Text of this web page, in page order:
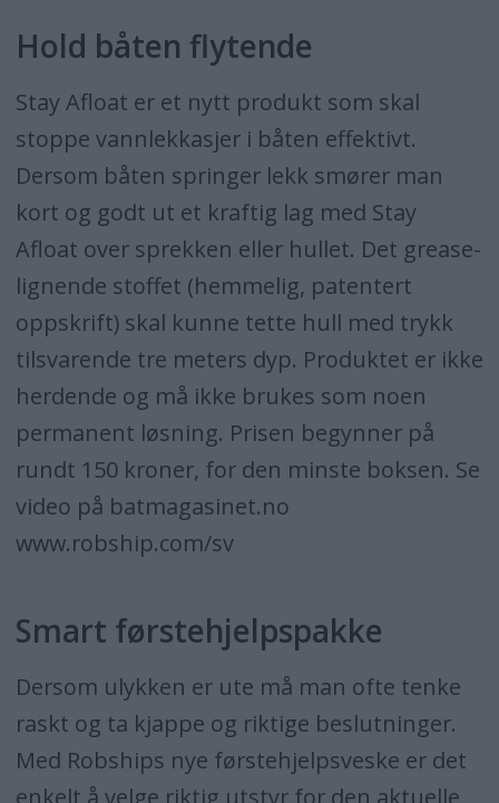
Hold båten flytende
Stay Afloat er et nytt produkt som skal
stoppe vannlekkasjer i båten effektivt.
Dersom båten springer lekk smører man
kort og godt ut et kraftig lag med Stay
Afloat over sprekken eller hullet. Det grease-
lignende stoffet (hemmelig, patentert
oppskrift) skal kunne tette hull med trykk
tilsvarende tre meters dyp. Produktet er ikke
herdende og må ikke brukes som noen
permanent løsning. Prisen begynner på
rundt 150 kroner, for den minste boksen. Se
video på batmagasinet.no
www.robship.com/sv
Smart førstehjelpspakke
Dersom ulykken er ute må man ofte tenke
raskt og ta kjappe og riktige beslutninger.
Med Robships nye førstehjelpsveske er det